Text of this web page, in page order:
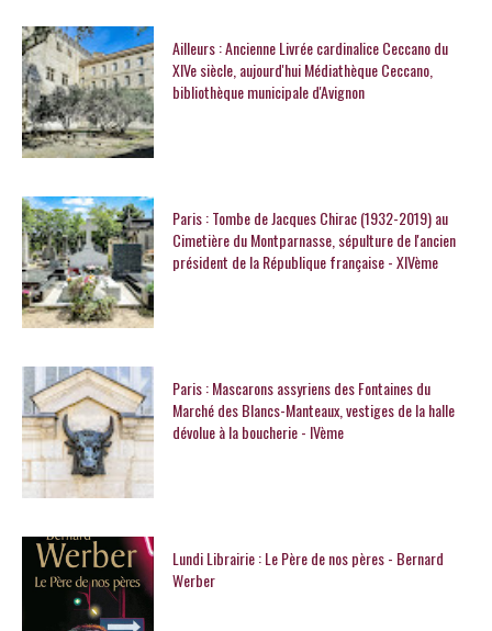
Ailleurs : Ancienne Livrée cardinalice Ceccano du
XIVe siècle, aujourd'hui Médiathèque Ceccano,
bibliothèque municipale d'Avignon
Paris : Tombe de Jacques Chirac (1932-2019) au
Cimetière du Montparnasse, sépulture de l'ancien
président de la République française - XIVème
Paris : Mascarons assyriens des Fontaines du
Marché des Blancs-Manteaux, vestiges de la halle
dévolue à la boucherie - IVème
Lundi Librairie : Le Père de nos pères - Bernard
Werber